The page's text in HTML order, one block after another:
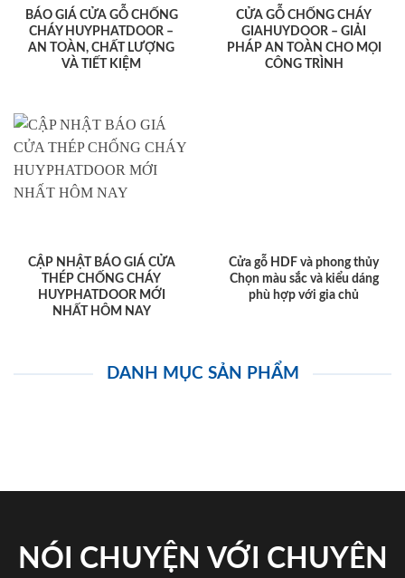
BÁO GIÁ CỬA GỖ CHỐNG
CHÁY HUYPHATDOOR –
AN TOÀN, CHẤT LƯỢNG
VÀ TIẾT KIỆM
CỬA GỖ CHỐNG CHÁY
GIAHUYDOOR – GIẢI
PHÁP AN TOÀN CHO MỌI
CÔNG TRÌNH
CẬP NHẬT BÁO GIÁ CỬA
THÉP CHỐNG CHÁY
HUYPHATDOOR MỚI
NHẤT HÔM NAY
Cửa gỗ HDF và phong thủy
Chọn màu sắc và kiểu dáng
phù hợp với gia chủ
DANH MỤC SẢN PHẨM
NÓI CHUYỆN VỚI CHUYÊN